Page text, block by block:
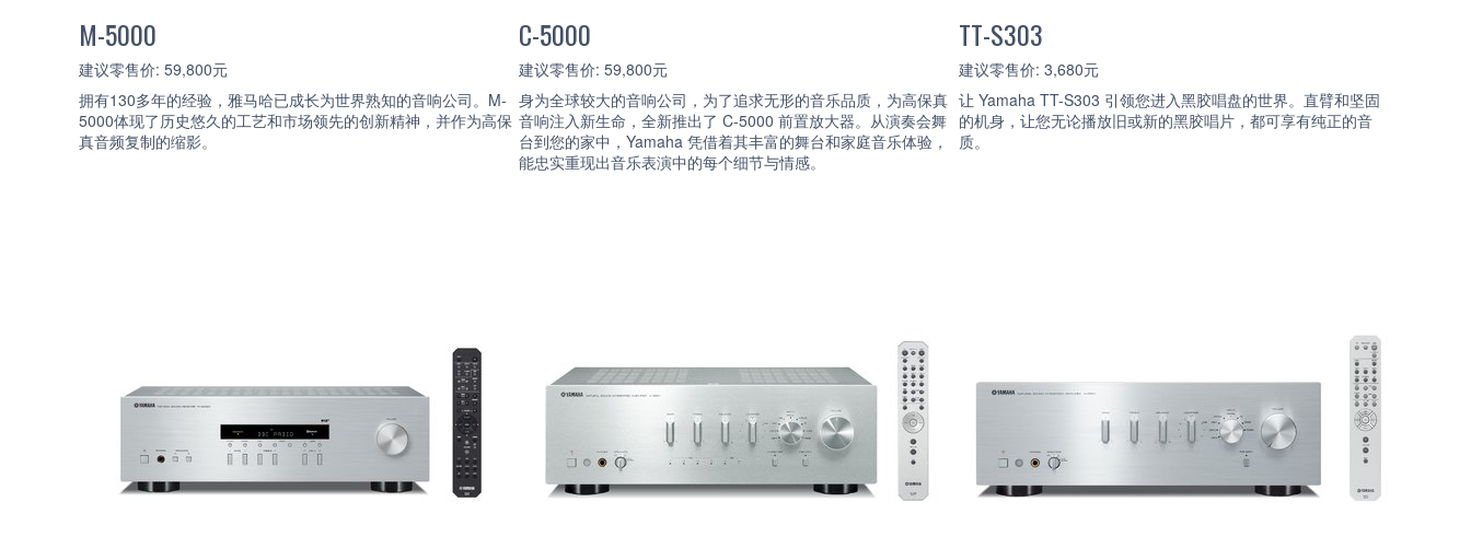
M-5000
建议零售价: 59,800元
拥有130多年的经验，雅马哈已成长为世界熟知的音响公司。M-
5000体现了历史悠久的工艺和市场领先的创新精神，并作为高保
真音频复制的缩影。
C-5000
建议零售价: 59,800元
身为全球较大的音响公司，为了追求无形的音乐品质，为高保真
音响注入新生命，全新推出了 C-5000 前置放大器。从演奏会舞
台到您的家中，Yamaha 凭借着其丰富的舞台和家庭音乐体验，
能忠实重现出音乐表演中的每个细节与情感。
TT-S303
建议零售价: 3,680元
让 Yamaha TT-S303 引领您进入黑胶唱盘的世界。直臂和坚固
的机身，让您无论播放旧或新的黑胶唱片，都可享有纯正的音
质。